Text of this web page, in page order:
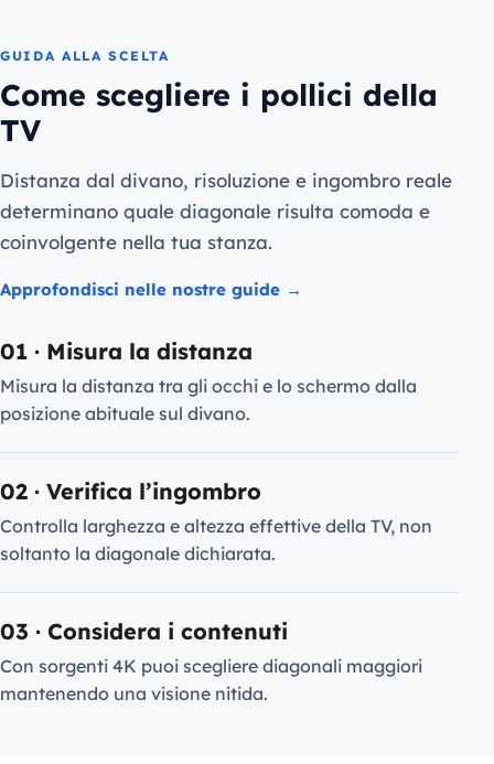
GUIDA ALLA SCELTA
Come scegliere i pollici della
TV
Distanza dal divano, risoluzione e ingombro reale
determinano quale diagonale risulta comoda e
coinvolgente nella tua stanza.
Approfondisci nelle nostre guide →
01 · Misura la distanza
Misura la distanza tra gli occhi e lo schermo dalla
posizione abituale sul divano.
02 · Verifica l’ingombro
Controlla larghezza e altezza effettive della TV, non
soltanto la diagonale dichiarata.
03 · Considera i contenuti
Con sorgenti 4K puoi scegliere diagonali maggiori
mantenendo una visione nitida.